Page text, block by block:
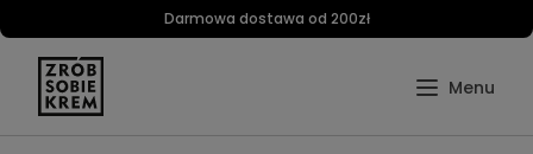
Darmowa dostawa od 200zł